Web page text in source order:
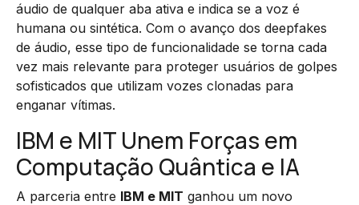
áudio de qualquer aba ativa e indica se a voz é
humana ou sintética. Com o avanço dos deepfakes
de áudio, esse tipo de funcionalidade se torna cada
vez mais relevante para proteger usuários de golpes
sofisticados que utilizam vozes clonadas para
enganar vítimas.
IBM e MIT Unem Forças em
Computação Quântica e IA
A parceria entre IBM e MIT ganhou um novo